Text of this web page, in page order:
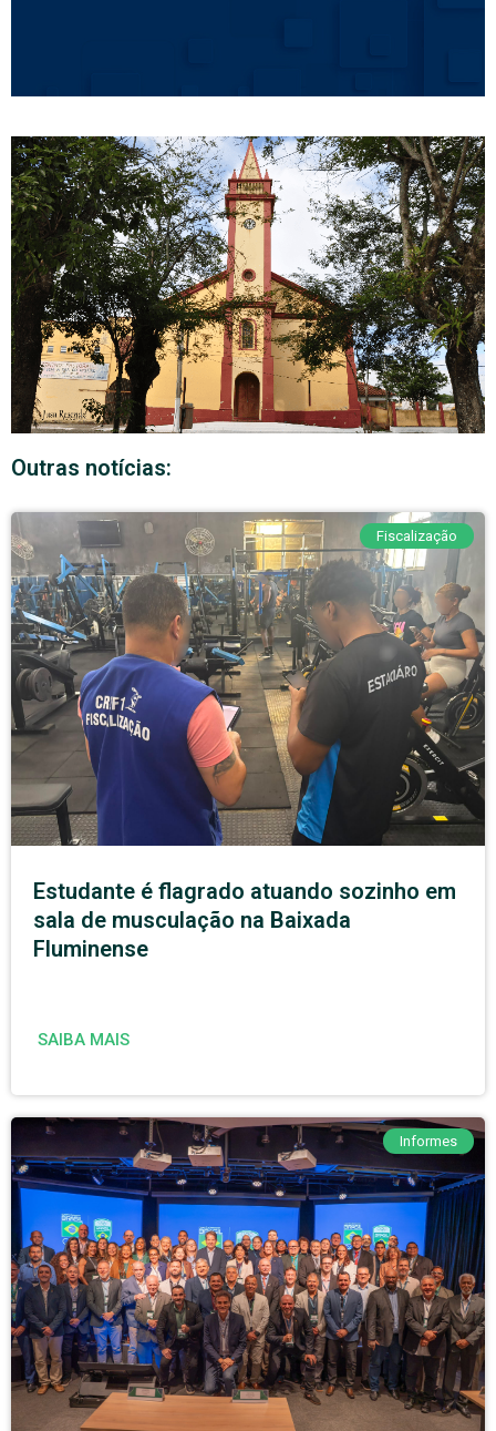
Outras notícias:
Fiscalização
Estudante é flagrado atuando sozinho em
sala de musculação na Baixada
Fluminense
SAIBA MAIS
Informes